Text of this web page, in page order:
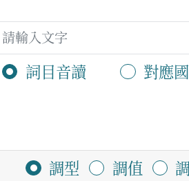
詞目音讀 對應
調型 調值